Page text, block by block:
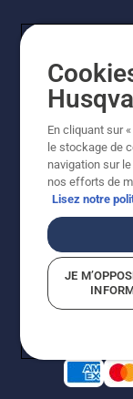
© Husqvarna
indiqués sont
Égalité hommes
En cliquant sur
le stockage de
navigation sur
nos efforts de
Lisez notre
JE